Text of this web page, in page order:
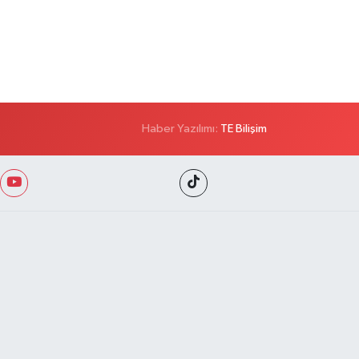
Haber Yazılımı: TE Bilişim